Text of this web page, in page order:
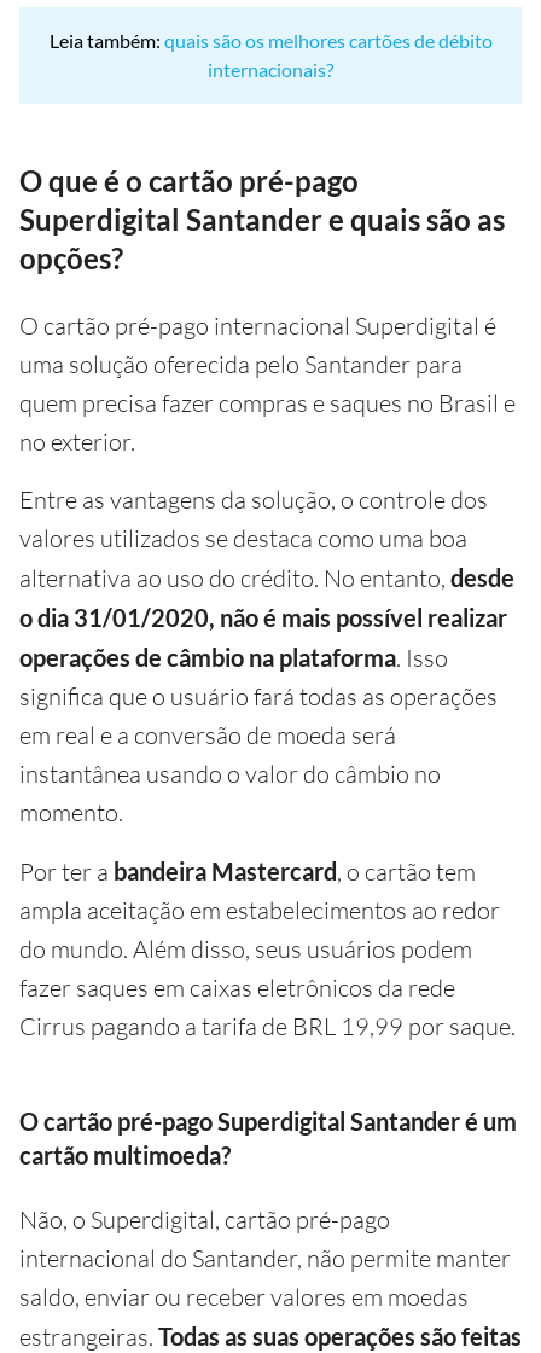
Leia também: quais são os melhores cartões de débito
internacionais?
O que é o cartão pré-pago
Superdigital Santander e quais são as
opções?
O cartão pré-pago internacional Superdigital é
uma solução oferecida pelo Santander para
quem precisa fazer compras e saques no Brasil e
no exterior.
Entre as vantagens da solução, o controle dos
valores utilizados se destaca como uma boa
alternativa ao uso do crédito. No entanto, desde
o dia 31/01/2020, não é mais possível realizar
operações de câmbio na plataforma. Isso
significa que o usuário fará todas as operações
em real e a conversão de moeda será
instantânea usando o valor do câmbio no
momento.
Por ter a bandeira Mastercard, o cartão tem
ampla aceitação em estabelecimentos ao redor
do mundo. Além disso, seus usuários podem
fazer saques em caixas eletrônicos da rede
Cirrus pagando a tarifa de BRL 19,99 por saque.
O cartão pré-pago Superdigital Santander é um
cartão multimoeda?
Não, o Superdigital, cartão pré-pago
internacional do Santander, não permite manter
saldo, enviar ou receber valores em moedas
estrangeiras. Todas as suas operações são feitas